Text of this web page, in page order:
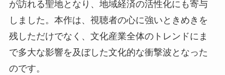
が訪れる聖地となり、地域経済の活性化にも寄与
しました。本作は、視聴者の心に強いときめきを
残しただけでなく、文化産業全体のトレンドにま
で多大な影響を及ぼした文化的な衝撃波となった
のです。